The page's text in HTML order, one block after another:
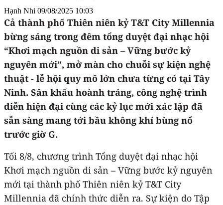
Hạnh Nhi 09/08/2025 10:03
Cả thành phố Thiên niên kỷ T&T City Millennia
bừng sáng trong đêm tổng duyệt đại nhạc hội
“Khơi mạch nguồn di sản – Vững bước kỷ
nguyên mới”, mở màn cho chuỗi sự kiện nghệ
thuật - lễ hội quy mô lớn chưa từng có tại Tây
Ninh. Sân khấu hoành tráng, công nghệ trình
diễn hiện đại cùng các kỷ lục mới xác lập đã
sẵn sàng mang tới bầu không khí bùng nổ
trước giờ G.
Tối 8/8, chương trình Tổng duyệt đại nhạc hội
Khơi mạch nguồn di sản – Vững bước kỷ nguyên
mới tại thành phố Thiên niên kỷ T&T City
Millennia đã chính thức diễn ra. Sự kiện do Tập